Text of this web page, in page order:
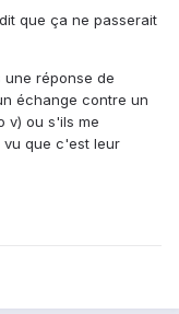
que ça ne passerait
une réponse de
échange contre un
v) ou s'ils me
que c'est leur